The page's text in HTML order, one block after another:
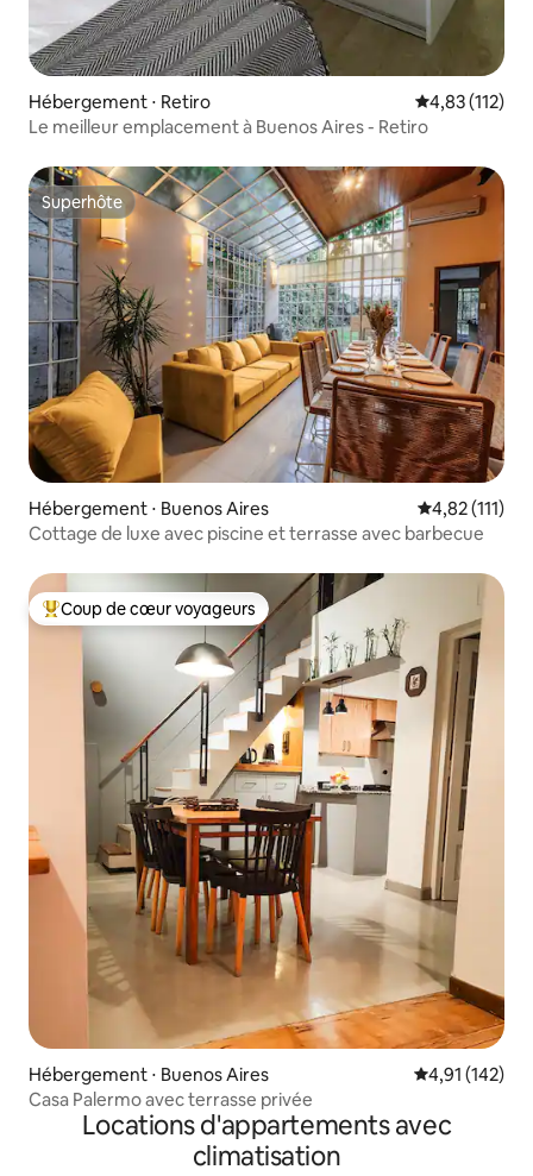
Hébergement ⋅ Retiro Évaluation
4,83 (112)
Le meilleur emplacement à Buenos Aires - Retiro
Superhôte
Superhôte
Hébergement ⋅ Buenos Aires Évaluation
4,82 (111)
Cottage de luxe avec piscine et terrasse avec barbecue
Coups de cœur voyageurs les plus appréciés
Coup de cœur voyageurs
Hébergement ⋅ Buenos Aires Évaluation
4,91 (142)
Casa Palermo avec terrasse privée
Locations d'appartements avec
climatisation